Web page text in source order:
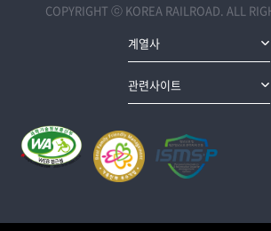
COPYRIGHT ⓒ KOREA RAILROAD. ALL
계열사
관련사이트